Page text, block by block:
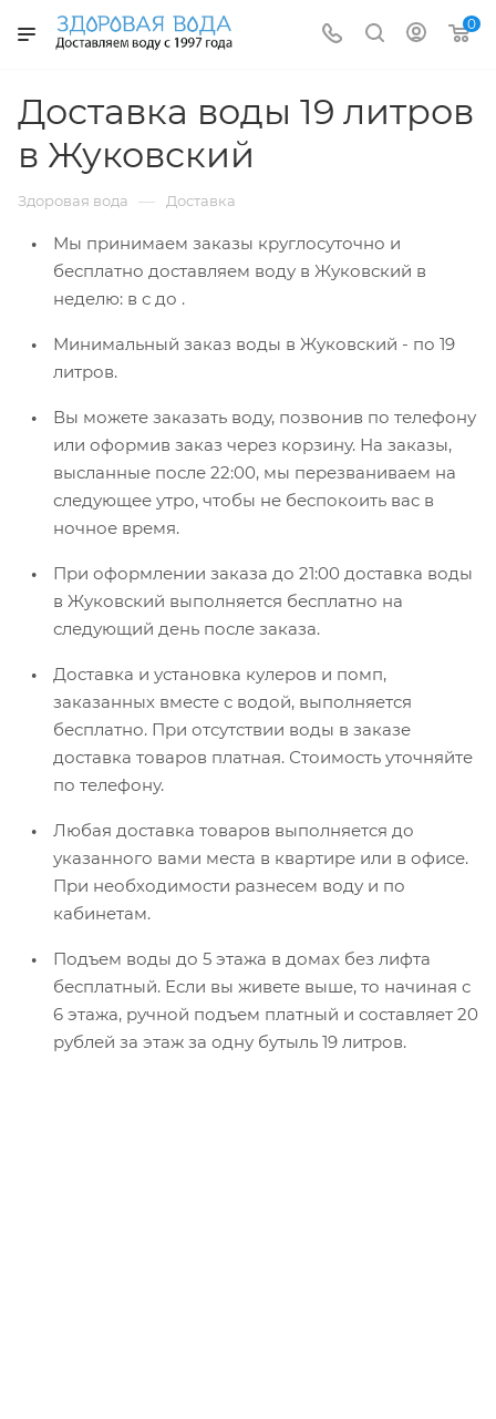
0
Доставка воды 19 литров
в Жуковский
Здоровая вода — Доставка
Мы принимаем заказы круглосуточно и
бесплатно доставляем воду в Жуковский в
неделю: в с до .
Минимальный заказ воды в Жуковский - по 19
литров.
Вы можете заказать воду, позвонив по телефону
или оформив заказ через корзину. На заказы,
высланные после 22:00, мы перезваниваем на
следующее утро, чтобы не беспокоить вас в
ночное время.
При оформлении заказа до 21:00 доставка воды
в Жуковский выполняется бесплатно на
следующий день после заказа.
Доставка и установка кулеров и помп,
заказанных вместе с водой, выполняется
бесплатно. При отсутствии воды в заказе
доставка товаров платная. Стоимость уточняйте
по телефону.
Любая доставка товаров выполняется до
указанного вами места в квартире или в офисе.
При необходимости разнесем воду и по
кабинетам.
Подъем воды до 5 этажа в домах без лифта
бесплатный. Если вы живете выше, то начиная с
6 этажа, ручной подъем платный и составляет 20
рублей за этаж за одну бутыль 19 литров.